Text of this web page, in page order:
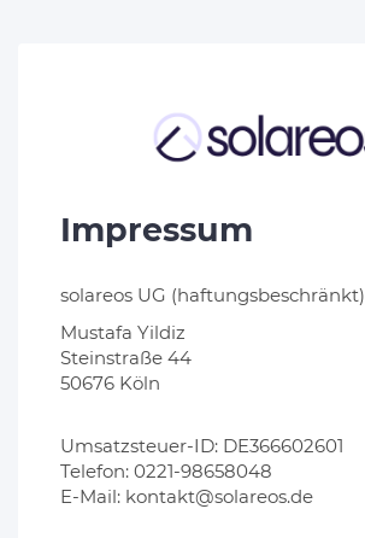
Impressum
solareos UG (haftungsbeschränkt)
Mustafa Yildiz
Steinstraße 44
50676 Köln
Umsatzsteuer-ID: DE366602601
Telefon: 0221-98658048
E-Mail: kontakt@solareos.de